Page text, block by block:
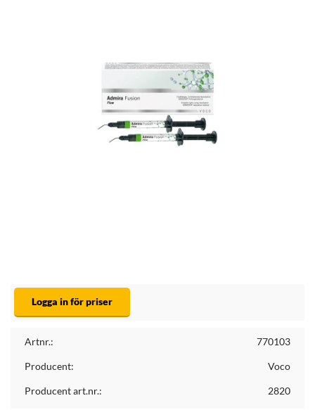
Logga in för priser
Artnr.: 770103
Producent: Voco
Producent art.nr.: 2820